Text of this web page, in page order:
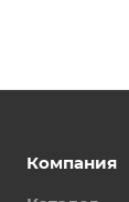
Компания